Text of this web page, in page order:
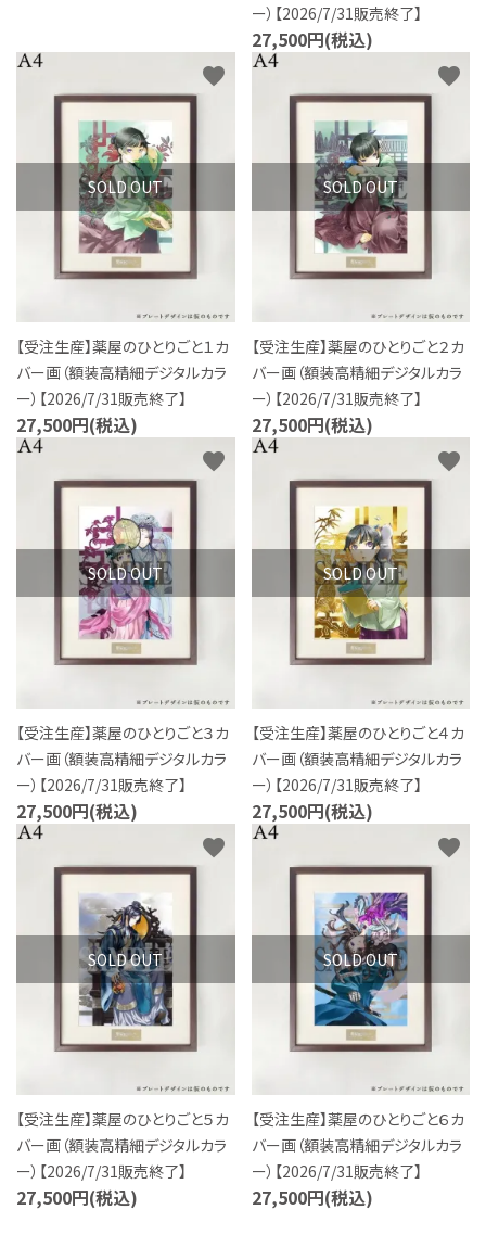
ー）【2026/7/31販売終了】
27,500円(税込)
SOLD OUT
【受注生産】薬屋のひとりごと１カ
バー画（額装高精細デジタルカラ
ー）【2026/7/31販売終了】
27,500円(税込)
favorite
SOLD OUT
【受注生産】薬屋のひとりごと２カ
バー画（額装高精細デジタルカラ
ー）【2026/7/31販売終了】
27,500円(税込)
favorite
SOLD OUT
【受注生産】薬屋のひとりごと３カ
バー画（額装高精細デジタルカラ
ー）【2026/7/31販売終了】
27,500円(税込)
favorite
SOLD OUT
【受注生産】薬屋のひとりごと４カ
バー画（額装高精細デジタルカラ
ー）【2026/7/31販売終了】
27,500円(税込)
favorite
SOLD OUT
【受注生産】薬屋のひとりごと５カ
バー画（額装高精細デジタルカラ
ー）【2026/7/31販売終了】
27,500円(税込)
favorite
SOLD OUT
【受注生産】薬屋のひとりごと６カ
バー画（額装高精細デジタルカラ
ー）【2026/7/31販売終了】
27,500円(税込)
favorite